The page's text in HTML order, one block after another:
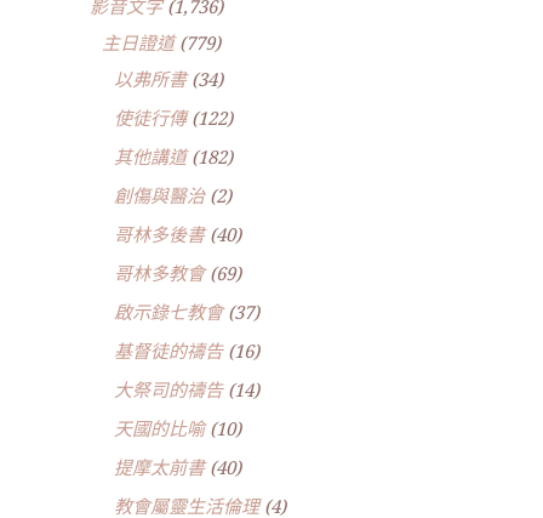
影音文字(1,736)
主日證道(779)
以弗所書(34)
使徒行傳(122)
其他講道(182)
創傷與醫治(2)
哥林多後書(40)
哥林多教會(69)
啟示錄七教會(37)
基督徒的禱告(16)
大祭司的禱告(14)
天國的比喻(10)
提摩太前書(40)
教會屬靈生活倫理(4)